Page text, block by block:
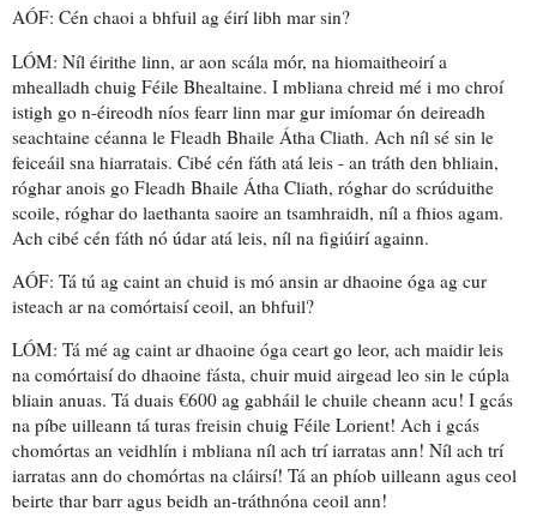
AÓF: Cén chaoi a bhfuil ag éirí libh mar sin?
LÓM: Níl éirithe linn, ar aon scála mór, na hiomaitheoirí a
mhealladh chuig Féile Bhealtaine. I mbliana chreid mé i mo chroí
istigh go n-éireodh níos fearr linn mar gur imíomar ón deireadh
seachtaine céanna le Fleadh Bhaile Átha Cliath. Ach níl sé sin le
feiceáil sna hiarratais. Cibé cén fáth atá leis - an tráth den bhliain,
róghar anois go Fleadh Bhaile Átha Cliath, róghar do scrúduithe
scoile, róghar do laethanta saoire an tsamhraidh, níl a fhios agam.
Ach cibé cén fáth nó údar atá leis, níl na figiúirí againn.
AÓF: Tá tú ag caint an chuid is mó ansin ar dhaoine óga ag cur
isteach ar na comórtaisí ceoil, an bhfuil?
LÓM: Tá mé ag caint ar dhaoine óga ceart go leor, ach maidir leis
na comórtaisí do dhaoine fásta, chuir muid airgead leo sin le cúpla
bliain anuas. Tá duais €600 ag gabháil le chuile cheann acu! I gcás
na píbe uilleann tá turas freisin chuig Féile Lorient! Ach i gcás
chomórtas an veidhlín i mbliana níl ach tríiarratas ann! Níl ach trí
iarratas ann do chomórtas na cláirsí! Tá an phíob uilleann agus ceol
beirte thar barr agus beidh an-tráthnóna ceoil ann!